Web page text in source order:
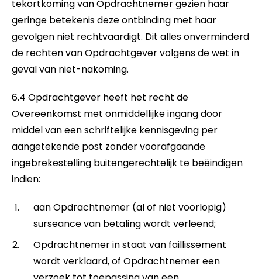
tekortkoming van Opdrachtnemer gezien haar
geringe betekenis deze ontbinding met haar
gevolgen niet rechtvaardigt. Dit alles onverminderd
de rechten van Opdrachtgever volgens de wet in
geval van niet-nakoming.
6.4 Opdrachtgever heeft het recht de
Overeenkomst met onmiddellijke ingang door
middel van een schriftelijke kennisgeving per
aangetekende post zonder voorafgaande
ingebrekestelling buitengerechtelijk te beëindigen
indien:
aan Opdrachtnemer (al of niet voorlopig)
surseance van betaling wordt verleend;
Opdrachtnemer in staat van faillissement
wordt verklaard, of Opdrachtnemer een